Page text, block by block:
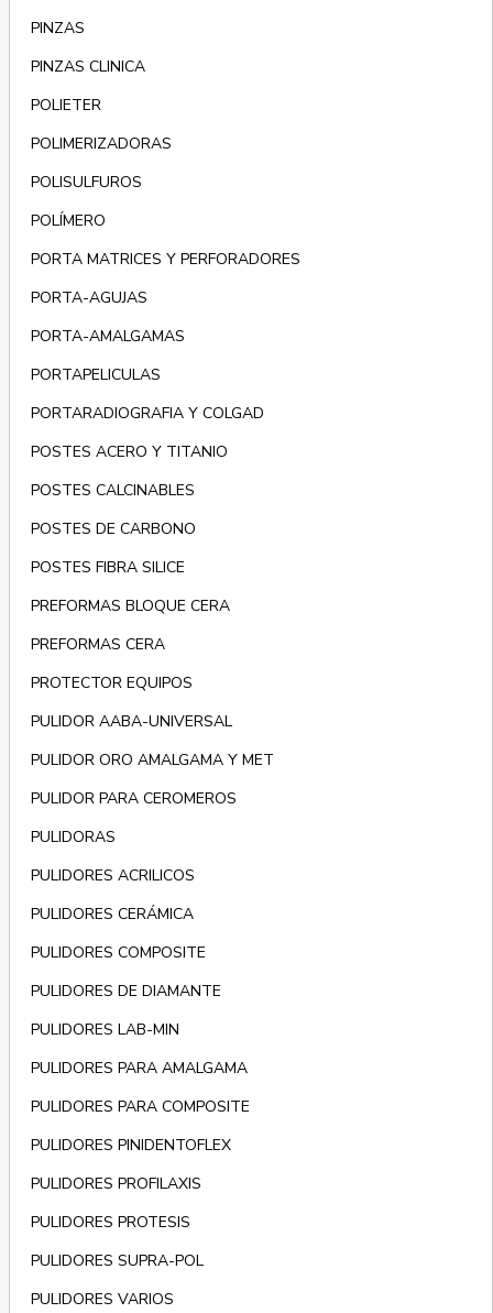
PINZAS
PINZAS CLINICA
POLIETER
POLIMERIZADORAS
POLISULFUROS
POLÍMERO
PORTA MATRICES Y PERFORADORES
PORTA-AGUJAS
PORTA-AMALGAMAS
PORTAPELICULAS
PORTARADIOGRAFIA Y COLGAD
POSTES ACERO Y TITANIO
POSTES CALCINABLES
POSTES DE CARBONO
POSTES FIBRA SILICE
PREFORMAS BLOQUE CERA
PREFORMAS CERA
PROTECTOR EQUIPOS
PULIDOR AABA-UNIVERSAL
PULIDOR ORO AMALGAMA Y MET
PULIDOR PARA CEROMEROS
PULIDORAS
PULIDORES ACRILICOS
PULIDORES CERÁMICA
PULIDORES COMPOSITE
PULIDORES DE DIAMANTE
PULIDORES LAB-MIN
PULIDORES PARA AMALGAMA
PULIDORES PARA COMPOSITE
PULIDORES PINIDENTOFLEX
PULIDORES PROFILAXIS
PULIDORES PROTESIS
PULIDORES SUPRA-POL
PULIDORES VARIOS